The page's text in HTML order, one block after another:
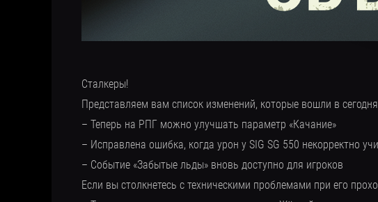
Сталкеры!
Представляем вам список изменений, которые вошли в
– Теперь на РПГ можно улучшать параметр «Качание»
– Исправлена ошибка, когда урон у SIG SG 550 некорректно
– Событие «Забытые льды» вновь доступно для игроков
Если вы столкнетесь с техническими проблемами при его